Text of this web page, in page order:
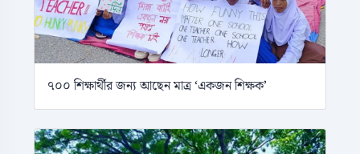
৭০০ শিক্ষার্থীর জন্য আছেন মাত্র ‘একজন শিক্ষক’